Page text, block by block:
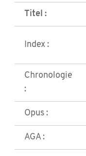
Titel :
Index :
Chronologie
:
Opus :
AGA :